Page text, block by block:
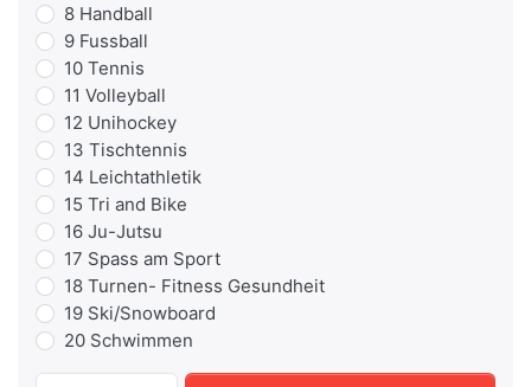
8 Handball
9 Fussball
10 Tennis
11 Volleyball
12 Unihockey
13 Tischtennis
14 Leichtathletik
15 Tri and Bike
16 Ju-Jutsu
17 Spass am Sport
18 Turnen- Fitness Gesundheit
19 Ski/Snowboard
20 Schwimmen